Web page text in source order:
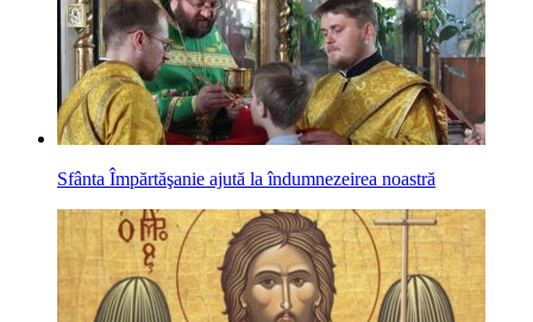
Sfânta Împărtăşanie ajută la îndumnezeirea noastră